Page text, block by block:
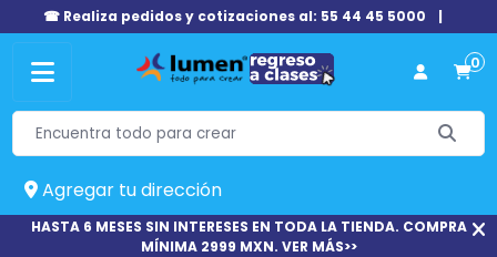
☎ Realiza pedidos y cotizaciones al: 55 44 45 5000 |
0
Agregar tu dirección
HASTA 6 MESES SIN INTERESES EN TODA LA TIENDA. COMPRA
MÍNIMA 2999 MXN. VER MÁS>>